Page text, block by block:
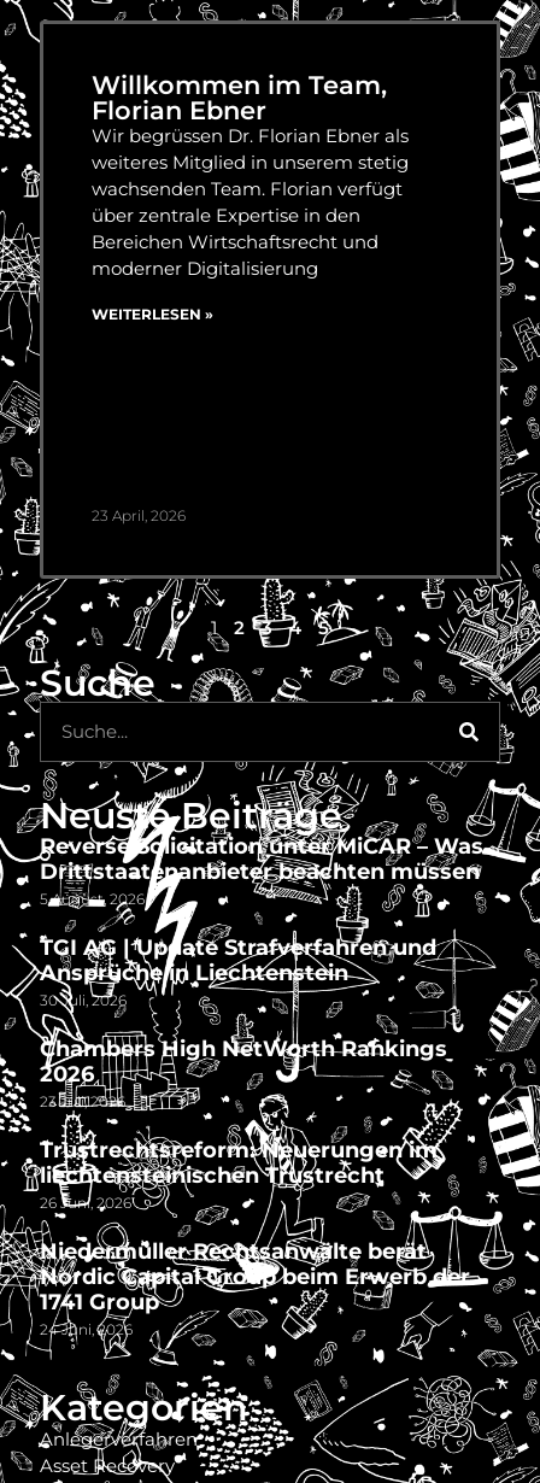
Willkommen im Team,
Florian Ebner
Wir begrüssen Dr. Florian Ebner als
weiteres Mitglied in unserem stetig
wachsenden Team. Florian verfügt
über zentrale Expertise in den
Bereichen Wirtschaftsrecht und
moderner Digitalisierung
WEITERLESEN »
23 April, 2026
1 2 3 4 5
Suche
Neuste Beiträge
Reverse Solicitation unter MiCAR – Was
Drittstaatenanbieter beachten müssen
5 August, 2026
TGI AG | Update Strafverfahren und
Ansprüche in Liechtenstein
30 Juli, 2026
Chambers High NetWorth Rankings
2026
23 Juli, 2026
Trustrechtsreform: Neuerungen im
liechtensteinischen Trustrecht
26 Juni, 2026
Niedermüller Rechtsanwälte berät
Nordic Capital Group beim Erwerb der
1741 Group
24 Juni, 2026
Kategorien
Anlegerverfahren
Asset Recovery